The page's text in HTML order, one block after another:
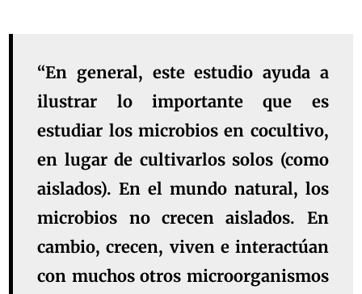
“En general, este estudio ayuda a
ilustrar lo importante que es
estudiar los microbios en cocultivo,
en lugar de cultivarlos solos (como
aislados). En el mundo natural, los
microbios no crecen aislados. En
cambio, crecen, viven e interactúan
con muchos otros microorganismos